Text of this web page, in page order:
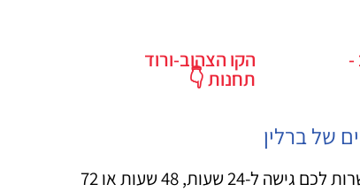
- הקו הצהוב-ורוד
תחנות 👇
של ברלין
הכרטיסים לאוטובוס התיירים מחולקים לשלוש דרגות שונות המאפשרות לכם גישה ל-24 שעות, 48 שעות או 72